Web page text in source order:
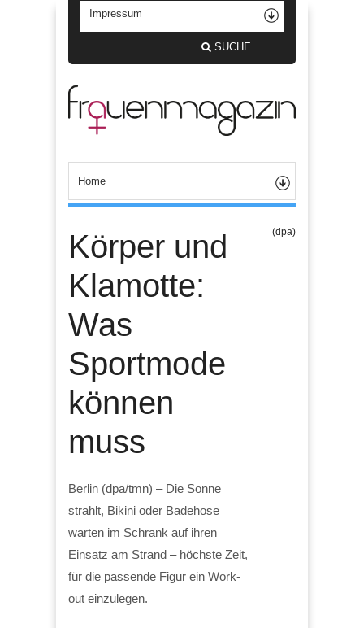
SUCHE
Körper und
Klamotte:
Was
Sportmode
können
muss
(dpa)
Berlin (dpa/tmn) – Die Sonne
strahlt, Bikini oder Badehose
warten im Schrank auf ihren
Einsatz am Strand – höchste Zeit,
für die passende Figur ein Work-
out einzulegen.